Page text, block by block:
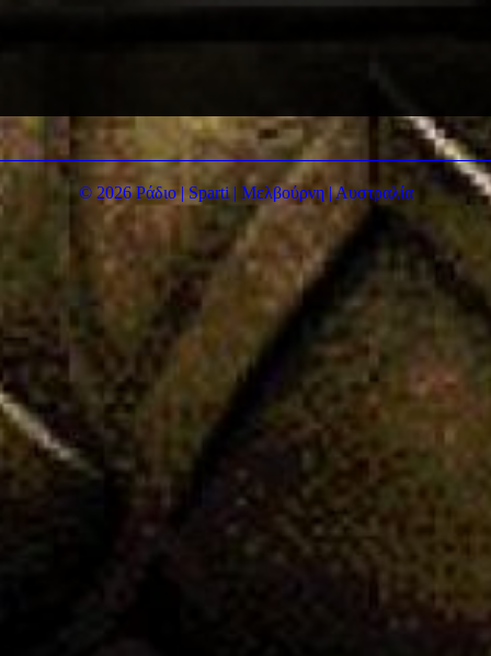
© 2026 Ράδιο | Sparti | Μελβούρνη | Αυστραλία